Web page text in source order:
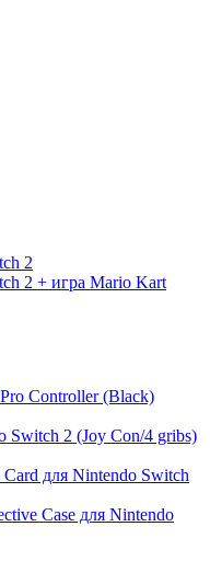
2
2 + игра Mario Kart
Controller (Black)
Switch 2 (Joy Con/4 gribs)
для Nintendo Switch
Case для Nintendo